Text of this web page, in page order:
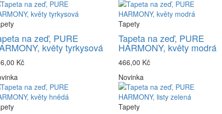
na zeď, PURE
květy tyrkysová
Kč
Tapety
Tapeta na zeď, PURE
HARMONY, květy modrá
466,00 Kč
Novinka
Tapety